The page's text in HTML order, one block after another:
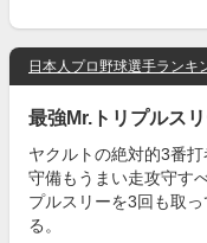
日本人プロ野球選手ランキ
最強Mr.トリプルス
ヤクルトの絶対的3番
守備もうまい走攻守す
プルスリーを3回も取
る。